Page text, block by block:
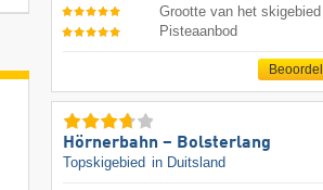
Grootte van het skigebied
Pisteaanbod
Hörnerbahn – Bolsterlang
Topskigebied in Duitsland